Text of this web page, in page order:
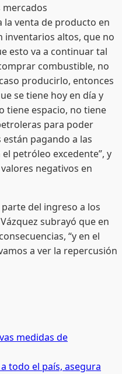
mercados
la venta de producto en
inventarios altos, que no
esto va a continuar tal
combustible, no
producirlo, entonces
se tiene hoy en día y
tiene espacio, no tiene
para poder
pagando a las
petróleo excedente”, y
negativos en
del ingreso a los
subrayó que en
“y en el
a ver la repercusión
medidas de
todo el país, asegura